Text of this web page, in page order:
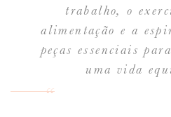
trabalho, o
alimentação e a
peças essenciais
uma vida